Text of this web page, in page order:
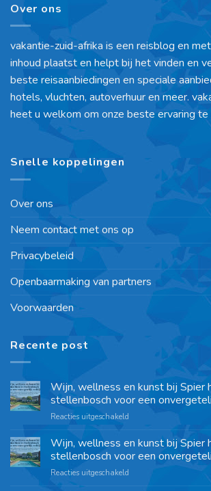
Over ons
vakantie-zuid-afrika is een reisblog en
inhoud plaatst en helpt bij het vinden en
beste reisaanbiedingen en speciale
hotels, vluchten, autoverhuur en meer.
heet u welkom om onze beste ervaring te
Snelle koppelingen
Over ons
Neem contact met ons op
Privacybeleid
Openbaarmaking van partners
Voorwaarden
Recente post
Wijn, wellness en kunst bij Spier
stellenbosch voor een
Reacties uitgeschakeld
Wijn, wellness en kunst bij Spier
stellenbosch voor een
Reacties uitgeschakeld